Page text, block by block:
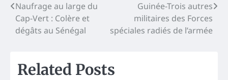
Post
navigation
Naufrage au large du
Cap-Vert : Colère et
dégâts au Sénégal
Guinée-Trois autres
militaires des Forces
spéciales radiés de l’armée
Related Posts